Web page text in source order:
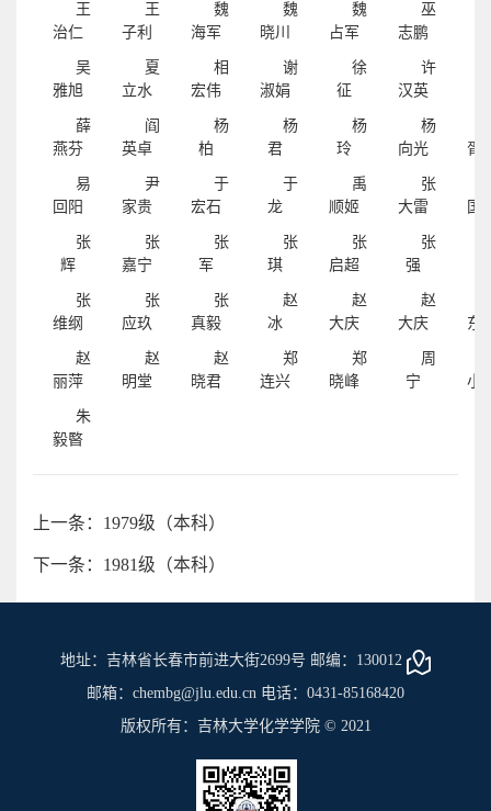
王
治仁
王
子利
魏
海军
魏
晓川
魏
占军
巫
志鹏
吴
雅旭
夏
立水
相
宏伟
谢
淑娟
徐
征
许
汉英
薛
燕芬
阎
英卓
杨
柏
杨
君
杨
玲
杨
向光
胥
易
回阳
尹
家贵
于
宏石
于
龙
禹
顺姬
张
大雷
国
张
辉
张
嘉宁
张
军
张
琪
张
启超
张
强
张
维纲
张
应玖
张
真毅
赵
冰
赵
大庆
赵
大庆
东
赵
丽萍
赵
明堂
赵
晓君
郑
连兴
郑
晓峰
周
宁
小
朱
毅暋
上一条：1979级（本科）
下一条：1981级（本科）
地址：吉林省长春市前进大街2699号 邮编：130012
邮箱：chembg@jlu.edu.cn 电话：0431-85168420
版权所有：吉林大学化学学院 © 2021